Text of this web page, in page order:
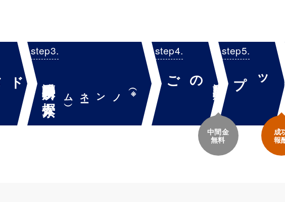
アドバイザリ譲受事務所の探索 （※ノンネ ー
ム
）
譲受事務所
のご
提案 面談
中間金
無料
成
報